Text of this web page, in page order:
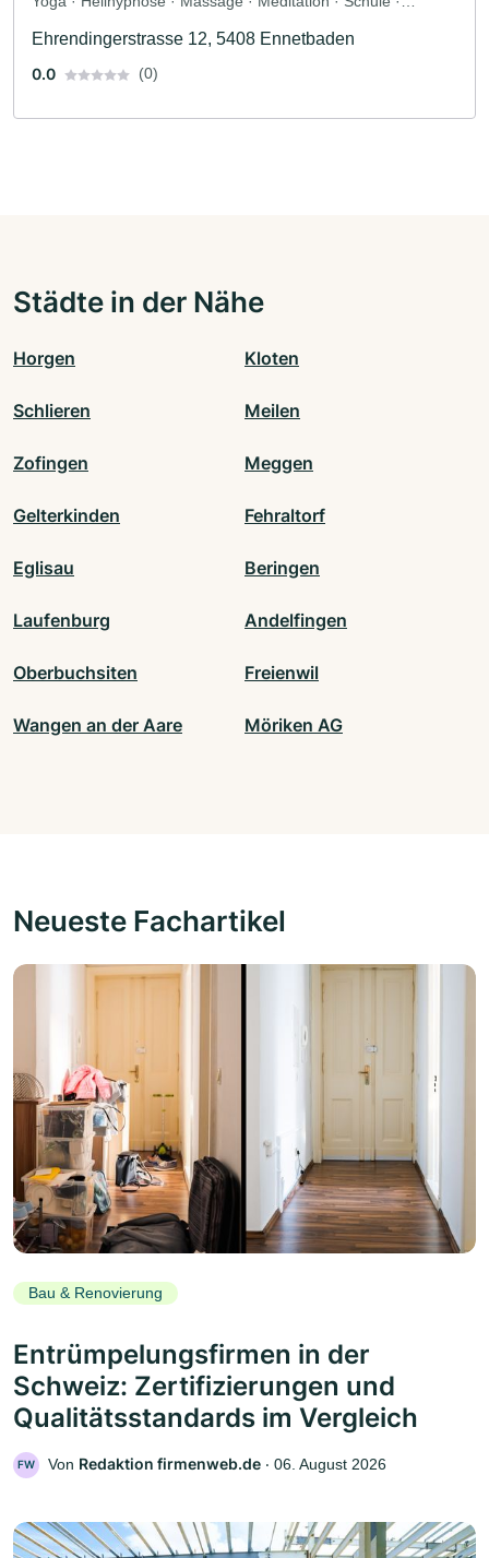
Ehrendingerstrasse 12, 5408 Ennetbaden
0.0
(0)
Städte in der Nähe
Horgen Kloten
Schlieren Meilen
Zofingen Meggen
Gelterkinden Fehraltorf
Eglisau Beringen
Laufenburg Andelfingen
Oberbuchsiten Freienwil
Wangen an der Aare Möriken AG
Neueste Fachartikel
Bau & Renovierung
Entrümpelungsfirmen in der
Schweiz: Zertifizierungen und
Qualitätsstandards im Vergleich
FW Von Redaktion firmenweb.de ‧ 06. August 2026